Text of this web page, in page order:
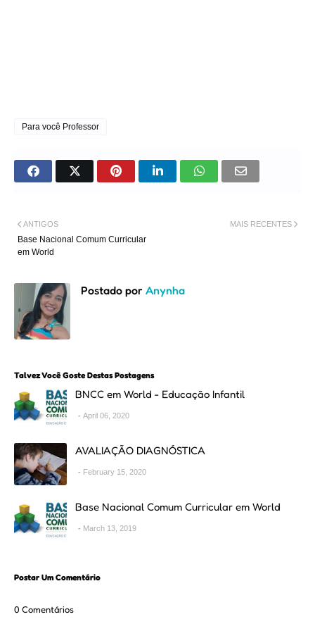
Para você Professor
MAIS RECENTES
ANTIGOS
Base Nacional Comum Curricular
em World
Postado por Anynha
Talvez Você Goste Destas Postagens
BNCC em World - Educação Infantil
April 06, 2020
AVALIAÇÃO DIAGNÓSTICA
February 15, 2020
Base Nacional Comum Curricular em World
March 13, 2019
Postar Um Comentário
0 Comentários